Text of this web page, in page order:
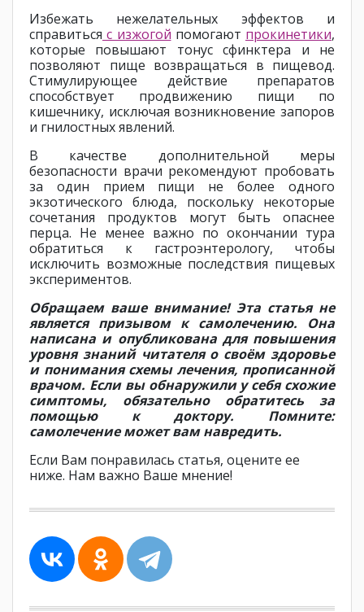
Избежать нежелательных эффектов и
справиться с изжогой помогают прокинетики,
которые повышают тонус сфинктера и не
позволяют пище возвращаться в пищевод.
Стимулирующее действие препаратов
способствует продвижению пищи по
кишечнику, исключая возникновение запоров
и гнилостных явлений.
В качестве дополнительной меры
безопасности врачи рекомендуют пробовать
за один прием пищи не более одного
экзотического блюда, поскольку некоторые
сочетания продуктов могут быть опаснее
перца. Не менее важно по окончании тура
обратиться к гастроэнтерологу, чтобы
исключить возможные последствия пищевых
экспериментов.
Обращаем ваше внимание! Эта статья не
является призывом к самолечению. Она
написана и опубликована для повышения
уровня знаний читателя о своём здоровье
и понимания схемы лечения, прописанной
врачом. Если вы обнаружили у себя схожие
симптомы, обязательно обратитесь за
помощью к доктору. Помните:
самолечение может вам навредить.
Если Вам понравилась статья, оцените ее
ниже. Нам важно Ваше мнение!